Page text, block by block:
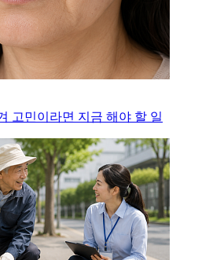
고민이라면 지금 해야 할 일